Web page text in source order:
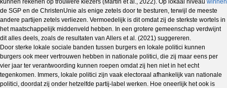
kunnen rekenen op trouwere kiezers (Martin et al., 2022). Op lokaal niveau winnen
de SGP en de ChristenUnie als enige zetels door te besturen, terwijl de meeste
andere partijen zetels verliezen. Vermoedelijk is dit omdat zij de sterkste wortels in
het maatschappelijk middenveld hebben. In een grotere gemeenschap verdwijnt
dit alles deels, zoals de resultaten van Allers et al. (2021) suggereren.
Door sterke lokale sociale banden tussen burgers en lokale politici kunnen
burgers ook meer vertrouwen hebben in nationale politici, die zij maar eens per
vier jaar ter verantwoording kunnen roepen omdat zij hen niet in het echt
tegenkomen. Immers, lokale politici zijn vaak electoraal afhankelijk van nationale
politici, doordat zij onder hetzelfde partij-label werken. Hoe oneerlijk het ook is